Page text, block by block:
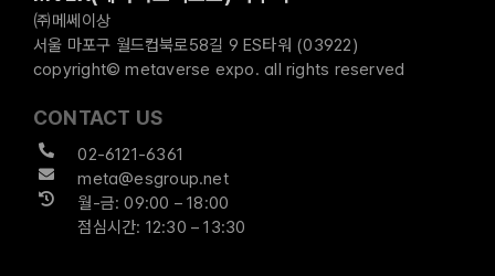
㈜메쎄이상
서울 마포구 월드컵북로58길 9 ES타워 (03922)
copyright© metaverse expo. all rights reserved
CONTACT US
02-6121-6361
meta@esgroup.net
월-금: 09:00 – 18:00
점심시간: 12:30 – 13:30